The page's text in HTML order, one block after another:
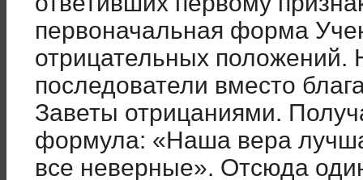
первоначальная форма
отрицательных положений.
последователи вместо
Заветы отрицаниями.
формула: «Наша вера
все неверные». Отсюда